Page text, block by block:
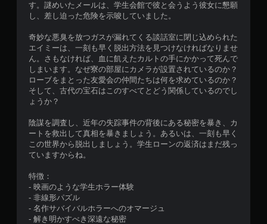
す。謎めいたメールは、学生会館で彼と会うよう彼女に懇願
し、差し迫った危険を示唆していました。
奇妙な悪臭を放つガスが漏れてくる談話室に閉じ込められた
エイミーは、一刻も早く脱出方法を見つけなければなりませ
ん。さもなければ、血に飢えたカルトの手にかかって死んで
しまいます。なぜ寮の部屋にカメラが設置されているのか？
ローブをまとった友愛会の仲間たちは何を求めているのか？
そして、古代の宝石はこのすべてとどう関係しているのでし
ょうか？
陰謀を調査し、近年の失踪事件の背後にある秘密を暴き、カ
ートを救出して真相を暴きましょう。あるいは、一刻も早く
この世界から脱出しましょう。学生ローンの返済はまだ残っ
ていますからね。
特徴：
- 映画のような学生ホラー体験
- 非線形パズル
- 名作サバイバルホラーへのオマージュ
- 解き明かすべき深遠な秘密